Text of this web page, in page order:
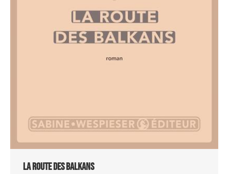
La route des Balkans